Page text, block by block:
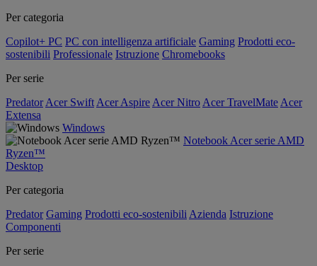
Per categoria
Copilot+ PC PC con intelligenza artificiale Gaming Prodotti eco-
sostenibili Professionale Istruzione Chromebooks
Per serie
Predator Acer Swift Acer Aspire Acer Nitro Acer TravelMate Acer
Extensa
Windows
Notebook Acer serie AMD
Ryzen™
Desktop
Per categoria
Predator Gaming Prodotti eco-sostenibili Azienda Istruzione
Componenti
Per serie